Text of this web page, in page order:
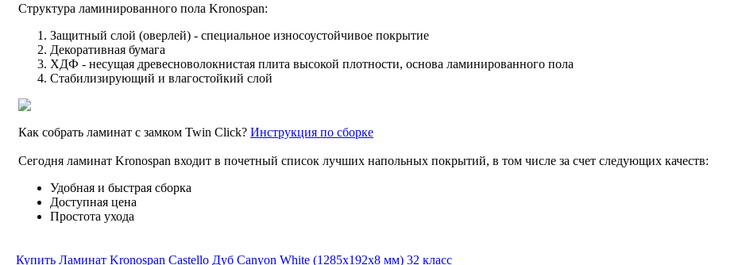
Структура ламинированного пола Kronospan:
Защитный слой (оверлей) - специальное износоустойчивое покрытие
Декоративная бумага
ХДФ - несущая древесноволокнистая плита высокой плотности, основа ламинированного пола
Стабилизирующий и влагостойкий слой
Как собрать ламинат с замком Twin Click? Инструкция по сборке
Сегодня ламинат Kronospan входит в почетный список лучших напольных покрытий, в том числе за счет следующих качеств:
Удобная и быстрая сборка
Доступная цена
Простота ухода
Купить Ламинат Kronospan Castello Дуб Canyon White (1285x192x8 мм) 32 класс